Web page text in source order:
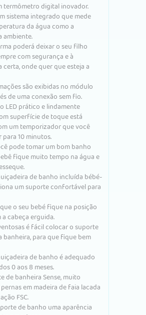
termômetro digital inovador.
sistema integrado que mede
da água como a
ambiente.
poderá deixar o seu filho
com segurança e à
onde quer que esteja a
são exibidas no módulo
de uma conexão sem fio.
LED prático e lindamente
superfície de toque está
um temporizador que você
10 minutos.
pode tomar um bom banho
fique muito tempo na água e
de banho incluída bébé-
um suporte confortável para
o seu bebé fique na posição
cabeça erguida.
é fácil colocar o suporte
para que fique bem
de banho é adequado
0 aos 8 meses.
de banheira Sense, muito
em madeira de faia lacada
FSC.
de banho uma aparência